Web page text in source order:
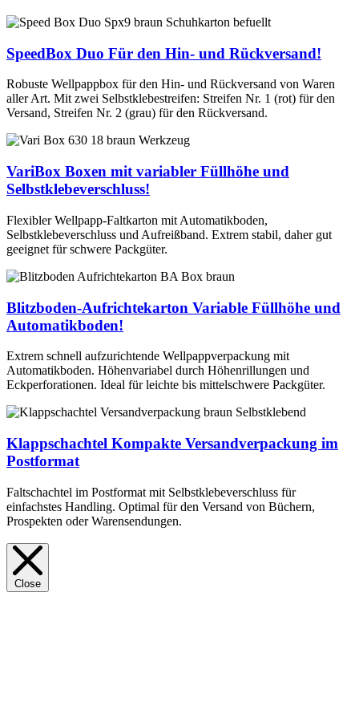
SpeedBox Duo Für den Hin- und Rückversand!
Robuste Wellpappbox für den Hin- und Rückversand von Waren
aller Art. Mit zwei Selbstklebestreifen: Streifen Nr. 1 (rot) für den
Versand, Streifen Nr. 2 (grau) für den Rückversand.
VariBox Boxen mit variabler Füllhöhe und
Selbstklebeverschluss!
Flexibler Wellpapp-Faltkarton mit Automatikboden,
Selbstklebeverschluss und Aufreißband. Extrem stabil, daher gut
geeignet für schwere Packgüter.
Blitzboden-Aufrichtekarton Variable Füllhöhe und
Automatikboden!
Extrem schnell aufzurichtende Wellpappverpackung mit
Automatikboden. Höhenvariabel durch Höhenrillungen und
Eckperforationen. Ideal für leichte bis mittelschwere Packgüter.
Klappschachtel Kompakte Versandverpackung im
Postformat
Faltschachtel im Postformat mit Selbstklebeverschluss für
einfachstes Handling. Optimal für den Versand von Büchern,
Prospekten oder Warensendungen.
Close